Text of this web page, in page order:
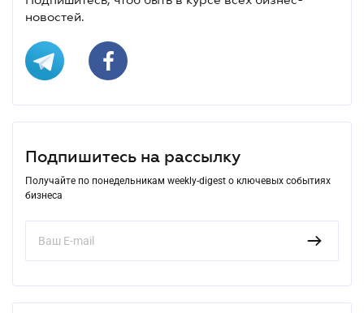
новостей.
Подпишитесь на рассылку
Получайте по понедельникам weekly-digest о ключевых событиях
бизнеса